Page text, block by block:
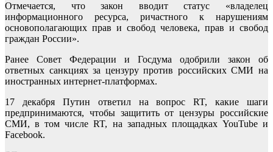
Отмечается, что закон вводит статус «владелец
информационного ресурса, ричастного к нарушениям
основополагающих прав и свобод человека, прав и свобод
граждан России».
Ранее Совет Федерации и Госдума одобрили закон об
ответных санкциях за цензуру против российских СМИ на
иностранных интернет-платформах.
17 декабря Путин ответил на вопрос RT, какие шаги
предпринимаются, чтобы защитить от цензуры российские
СМИ, в том числе RT, на западных площадках YouTube и
Facebook.